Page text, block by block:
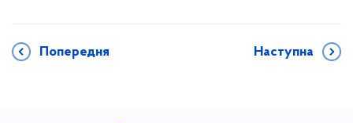
Попередня Наступна